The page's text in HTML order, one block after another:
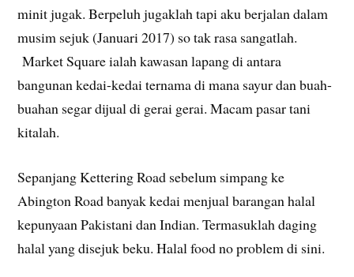
minit jugak. Berpeluh jugaklah tapi aku berjalan dalam
musim sejuk (Januari 2017) so tak rasa sangatlah.
Market Square ialah kawasan lapang di antara
bangunan kedai-kedai ternama di mana sayur dan buah-
buahan segar dijual di gerai gerai. Macam pasar tani
kitalah.
Sepanjang Kettering Road sebelum simpang ke
Abington Road banyak kedai menjual barangan halal
kepunyaan Pakistani dan Indian. Termasuklah daging
halal yang disejuk beku. Halal food no problem di sini.